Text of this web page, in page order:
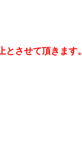
とさせて頂きます。